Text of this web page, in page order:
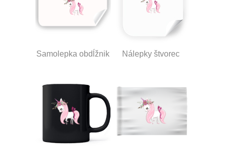
Samolepka obdĺžnik Nálepky štvorec